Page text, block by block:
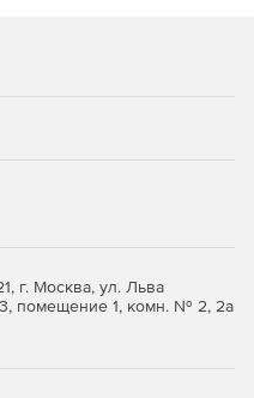
или внешней
данных и их
для 1000 серверов.
г. Москва, ул. Льва
3, помещение 1, комн. № 2, 2а